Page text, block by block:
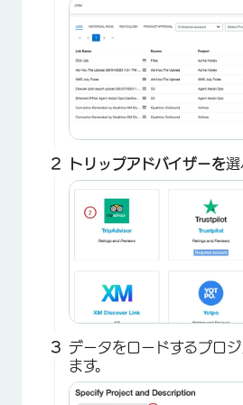
トリップアドバイザーを選
データをロードするプロ
ます。